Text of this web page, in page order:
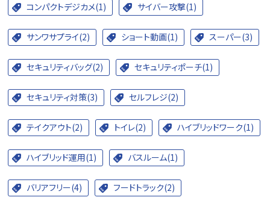
コンパクトデジカメ(1) サイバー攻撃(1)
サンワサプライ(2) ショート動画(1) スーパー(3)
セキュリティバッグ(2) セキュリティポーチ(1)
セキュリティ対策(3) セルフレジ(2)
テイクアウト(2) トイレ(2) ハイブリッドワーク(1)
ハイブリッド運用(1) バスルーム(1)
バリアフリー(4) フードトラック(2)